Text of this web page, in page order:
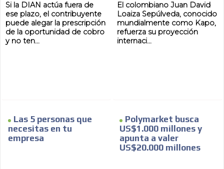
Si la DIAN actúa fuera de
ese plazo, el contribuyente
puede alegar la prescripción
de la oportunidad de cobro
y no ten...
El colombiano Juan David
Loaiza Sepúlveda, conocido
mundialmente como Kapo,
refuerza su proyección
internaci...
Las 5 personas que
necesitas en tu
empresa
Polymarket busca
US$1.000 millones y
apunta a valer
US$20.000 millones